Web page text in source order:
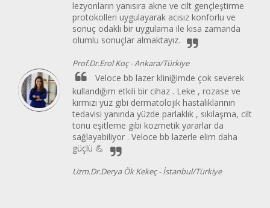
lezyonların yanısıra akne ve cilt gençleştirme
protokolleri uygulayarak acısız konforlu ve
sonuç odaklı bir uygulama ile kısa zamanda
olumlu sonuçlar almaktayız.
Prof.Dr.Erol Koç -Ankara/Türkiye
Veloce bb lazer kliniğimde çok severek
kullandığım etkili bir cihaz . Leke , rozase ve
kırmızı yüz gibi dermatolojik hastalıklarının
tedavisi yanında yüzde parlaklık , sıkılaşma, cilt
tonu eşitleme gibi kozmetik yararlar da
sağlayabiliyor . Veloce bb lazerle elim daha
güçlü 💪
Uzm.Dr.Derya Ök Kekeç -İstanbul/Türkiye